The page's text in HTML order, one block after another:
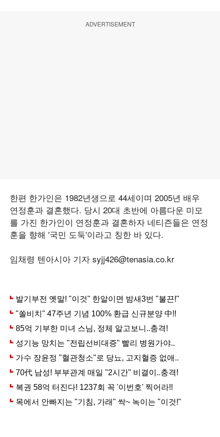
ADVERTISEMENT
한편 한가인은 1982년생으로 44세이며 2005년 배우
연정훈과 결혼했다. 당시 20대 초반에 아름다운 미모
를 가진 한가인이 연정훈과 결혼하자 네티즌들은 연정
훈을 향해 '국민 도둑'이라고 칭한 바 있다.
임채령 텐아시아 기자 syjj426@tenasia.co.kr